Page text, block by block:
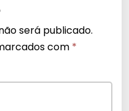
será publicado.
com *